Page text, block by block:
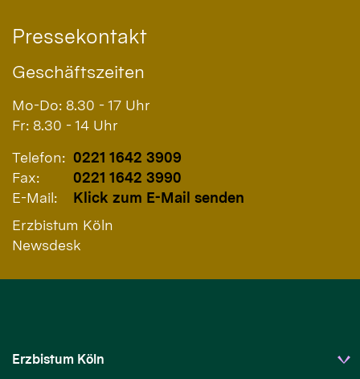
Pressekontakt
Geschäftszeiten
Mo-Do: 8.30 - 17 Uhr
Fr: 8.30 - 14 Uhr
Telefon: 0221 1642 3909
Fax:
0221 1642 3990
E-Mail:
Klick zum E-Mail senden
Erzbistum Köln
Newsdesk
Erzbistum Köln